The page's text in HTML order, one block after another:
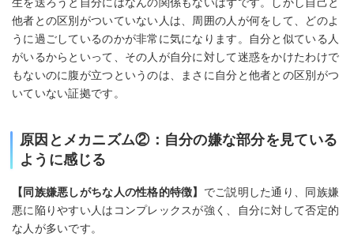
他者との区別がついていない人は、周囲の人が何をして、どのよ
うに過ごしているのかが非常に気になります。自分と似ている人
がいるからといって、その人が自分に対して迷惑をかけたわけで
もないのに腹が立つというのは、まさに自分と他者との区別がつ
いていない証拠です。
原因とメカニズム②：自分の嫌な部分を見ている
ように感じる
【同族嫌悪しがちな人の性格的特徴】 でご説明した通り、同族嫌
悪に陥りやすい人はコンプレックスが強く、自分に対して否定的
な人が多いです。